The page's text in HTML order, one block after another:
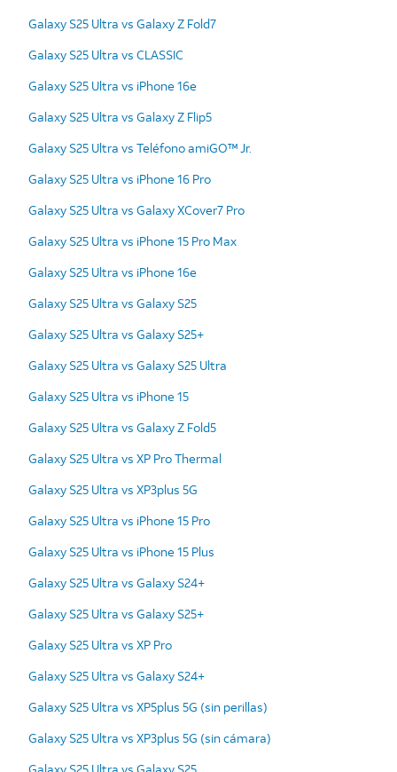
Galaxy S25 Ultra vs Galaxy Z Fold7
Galaxy S25 Ultra vs CLASSIC
Galaxy S25 Ultra vs iPhone 16e
Galaxy S25 Ultra vs Galaxy Z Flip5
Galaxy S25 Ultra vs Teléfono amiGO™ Jr.
Galaxy S25 Ultra vs iPhone 16 Pro
Galaxy S25 Ultra vs Galaxy XCover7 Pro
Galaxy S25 Ultra vs iPhone 15 Pro Max
Galaxy S25 Ultra vs iPhone 16e
Galaxy S25 Ultra vs Galaxy S25
Galaxy S25 Ultra vs Galaxy S25+
Galaxy S25 Ultra vs Galaxy S25 Ultra
Galaxy S25 Ultra vs iPhone 15
Galaxy S25 Ultra vs Galaxy Z Fold5
Galaxy S25 Ultra vs XP Pro Thermal
Galaxy S25 Ultra vs XP3plus 5G
Galaxy S25 Ultra vs iPhone 15 Pro
Galaxy S25 Ultra vs iPhone 15 Plus
Galaxy S25 Ultra vs Galaxy S24+
Galaxy S25 Ultra vs Galaxy S25+
Galaxy S25 Ultra vs XP Pro
Galaxy S25 Ultra vs Galaxy S24+
Galaxy S25 Ultra vs XP5plus 5G (sin perillas)
Galaxy S25 Ultra vs XP3plus 5G (sin cámara)
Galaxy S25 Ultra vs Galaxy S25